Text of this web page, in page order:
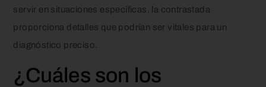
servir en situaciones específicas, la contrastada
proporciona detalles que podrían ser vitales para un
diagnóstico preciso.
¿Cuáles son los